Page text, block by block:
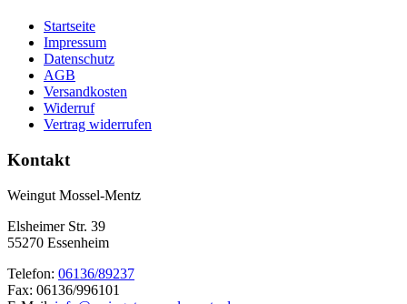
Startseite
Impressum
Datenschutz
AGB
Versandkosten
Widerruf
Vertrag widerrufen
Kontakt
Weingut Mossel-Mentz
Elsheimer Str. 39
55270 Essenheim
Telefon: 06136/89237
Fax: 06136/996101